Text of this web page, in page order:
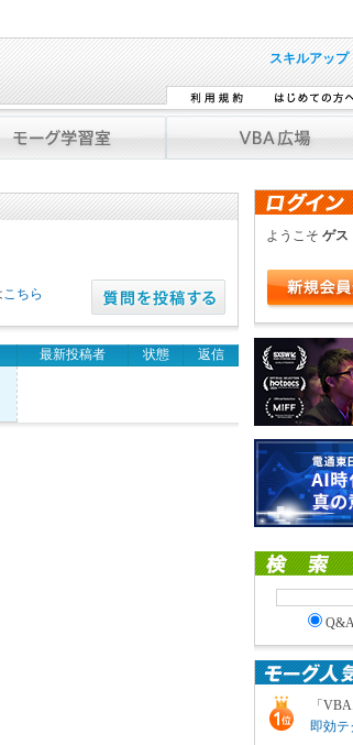
スキルアップ
こちら
最新投稿者 状態 返信
ようこそ ゲス
Q&A
「
即効テ